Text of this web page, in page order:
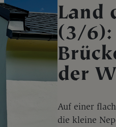
Land
(3/6):
der
Auf einer
die kleine